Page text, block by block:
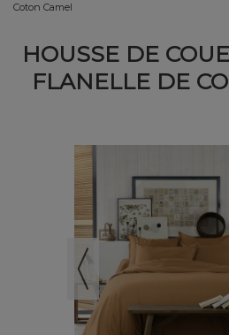
Coton Camel
HOUSSE DE
FLANELLE DE